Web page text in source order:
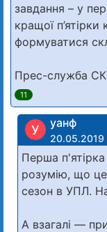
завдання – у
кращої
формуватися
Прес-служба СК
11
У уанф
20.05.2019
Перша
розумію, що
сезон в УПЛ.
А взагалі —